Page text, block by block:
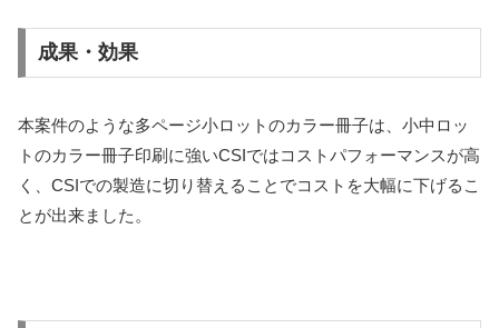
成果・効果
本案件のような多ページ小ロットのカラー冊子は、小中ロッ
トのカラー冊子印刷に強いCSIではコストパフォーマンスが高
く、CSIでの製造に切り替えることでコストを大幅に下げるこ
とが出来ました。